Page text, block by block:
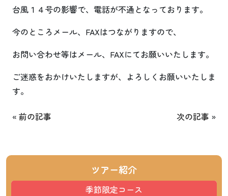
台風１４号の影響で、電話が不通となっております。
今のところメール、FAXはつながりますので、
お問い合わせ等はメール、FAXにてお願いいたします。
ご迷惑をおかけいたしますが、よろしくお願いいたしま
す。
« 前の記事 次の記事 »
ツアー紹介
季節限定コース